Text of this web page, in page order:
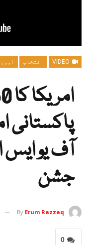
انتخاب
پاکستانی
آف یو ایس
جشن
By Erum Razzaq
0